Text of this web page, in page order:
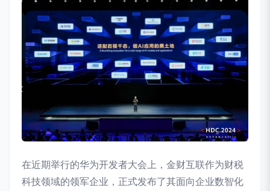
在近期举行的华为开发者大会上，金财互联作为财税
科技领域的领军企业，正式发布了其面向企业数智化